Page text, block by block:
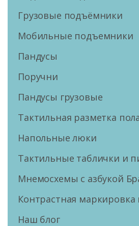
Грузовые подъёмники
Мобильные подъемники
Пандусы
Поручни
Пандусы грузовые
Тактильная разметка
Напольные люки
Тактильные таблички и
Мнемосхемы с азбукой
Контрастная маркировка
Наш блог